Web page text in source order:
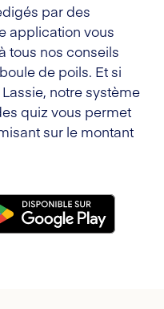
par des
application vous
tous nos conseils
de poils. Et si
notre système
quiz vous permet
sur le montant